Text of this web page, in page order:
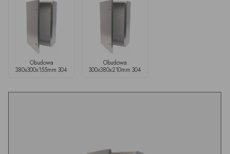
Obudowa
380x300x155mm 304
Obudowa
300x380x210mm 304